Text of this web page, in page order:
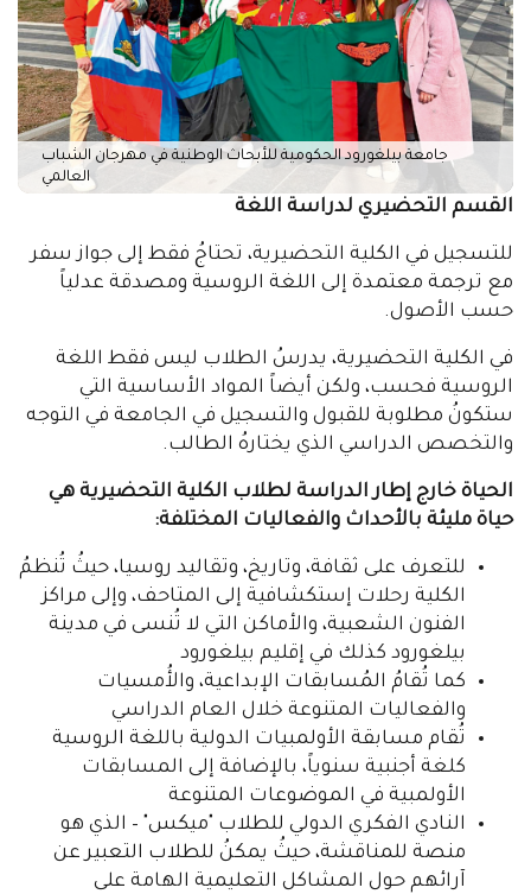
جامعة بيلغورود الحكومية للأبحاث الوطنية في مهرجان الشباب
العالمي
القسم التحضيري لدراسة اللغة
للتسجيل في الكلية التحضيرية، تحتاجُ فقط إلى جواز سفر
مع ترجمة معتمدة إلى اللغة الروسية ومصدقة عدلياً
حسب الأصول.
في الكلية التحضيرية، يدرسُ الطلاب ليس فقط اللغة
الروسية فحسب، ولكن أيضاً المواد الأساسية التي
ستكونُ مطلوبة للقبول والتسجيل في الجامعة في التوجه
والتخصص الدراسي الذي يختارهُ الطالب.
الحياة خارج إطار الدراسة لطلاب الكلية التحضيرية هي
حياة مليئة بالأحداث والفعاليات المختلفة:
للتعرف على ثقافة، وتاريخ، وتقاليد روسيا، حيثُ تُنظمُ
الكلية رحلات إستكشافية إلى المتاحف، وإلى مراكز
الفنون الشعبية، والأماكن التي لا تُنسى في مدينة
بيلغورود كذلك في إقليم بيلغورود
كما تُقامُ المُسابقات الإبداعية، والأُمسيات
والفعاليات المتنوعة خلال العام الدراسي
تُقام مسابقة الأولمبيات الدولية باللغة الروسية
كلغة أجنبية سنوياً، بالإضافة إلى المسابقات
الأولمبية في الموضوعات المتنوعة
النادي الفكري الدولي للطلاب "ميكس" – الذي هو
منصة للمناقشة، حيثُ يمكنُ للطلاب التعبير عن
آرائهم حول المشاكل التعليمية الهامة على